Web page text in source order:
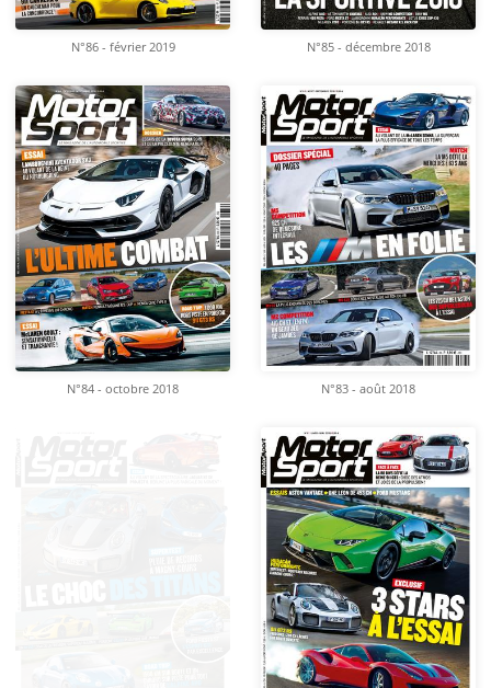
N°86 - février 2019 N°85 - décembre 2018
N°84 - octobre 2018 N°83 - août 2018